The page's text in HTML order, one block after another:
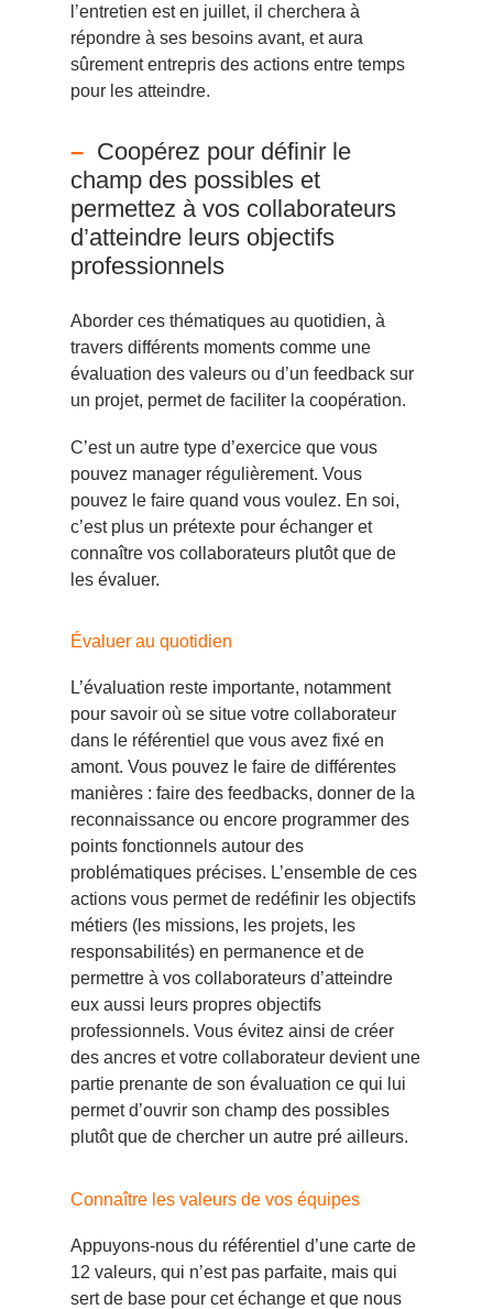
l’entretien est en juillet, il cherchera à
répondre à ses besoins avant, et aura
sûrement entrepris des actions entre temps
pour les atteindre.
Coopérez pour définir le
champ des possibles et
permettez à vos collaborateurs
d’atteindre leurs objectifs
professionnels
Aborder ces thématiques au quotidien, à
travers différents moments comme une
évaluation des valeurs ou d’un feedback sur
un projet, permet de faciliter la coopération.
C’est un autre type d’exercice que vous
pouvez manager régulièrement. Vous
pouvez le faire quand vous voulez. En soi,
c’est plus un prétexte pour échanger et
connaître vos collaborateurs plutôt que de
les évaluer.
Évaluer au quotidien
L’évaluation reste importante, notamment
pour savoir où se situe votre collaborateur
dans le référentiel que vous avez fixé en
amont. Vous pouvez le faire de différentes
manières : faire des feedbacks, donner de la
reconnaissance ou encore programmer des
points fonctionnels autour des
problématiques précises. L’ensemble de ces
actions vous permet de redéfinir les objectifs
métiers (les missions, les projets, les
responsabilités) en permanence et de
permettre à vos collaborateurs d’atteindre
eux aussi leurs propres objectifs
professionnels. Vous évitez ainsi de créer
des ancres et votre collaborateur devient une
partie prenante de son évaluation ce qui lui
permet d’ouvrir son champ des possibles
plutôt que de chercher un autre pré ailleurs.
Connaître les valeurs de vos équipes
Appuyons-nous du référentiel d’une carte de
12 valeurs, qui n’est pas parfaite, mais qui
sert de base pour cet échange et que nous